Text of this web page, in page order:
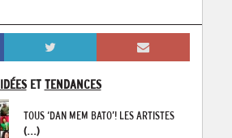
IDÉESET TENDANCES
TOUS ‘DAN MEM BATO’! LES ARTISTES
(...)